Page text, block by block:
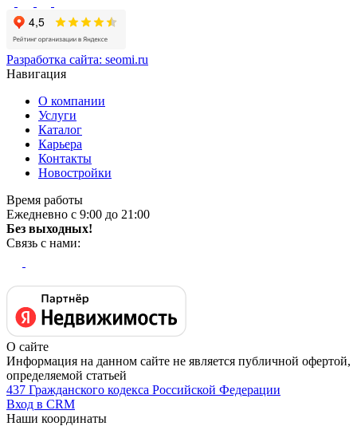
Разработка сайта: seomi.ru
Навигация
О компании
Услуги
Каталог
Карьера
Контакты
Новостройки
Время работы
Ежедневно с 9:00 до 21:00
Без выходных!
Связь с нами:
О сайте
Информация на данном сайте не является публичной офертой,
определяемой статьей
437 Гражданского кодекса Российской Федерации
Вход в CRM
Наши координаты